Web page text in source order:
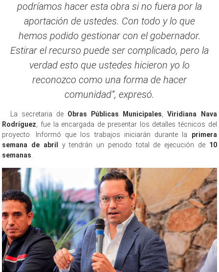
podríamos hacer esta obra si no fuera por la
aportación de ustedes. Con todo y lo que
hemos podido gestionar con el gobernador.
Estirar el recurso puede ser complicado, pero la
verdad esto que ustedes hicieron yo lo
reconozco como una forma de hacer
comunidad”, expresó.
La secretaria de Obras Públicas Municipales ,Viridiana Nava
Rodríguez , fue la encargada de presentar los detalles técnicos del
proyecto. Informó que los trabajos iniciarán durante la primera
semana de abril
y tendrán un periodo total de ejecución de 10
semanas